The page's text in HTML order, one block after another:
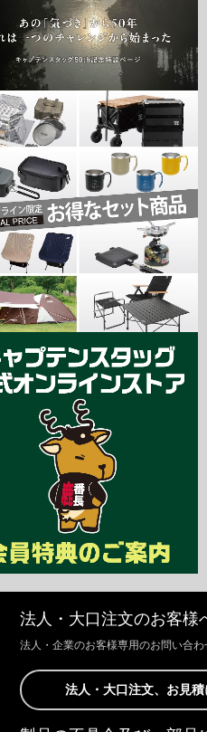
法人・大口注文のお客様
法人・企業のお客様専用のお問い合わ
法人・大口注文、お見